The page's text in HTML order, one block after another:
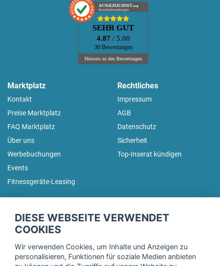
AUSGEZEICHNET.org
Kundenbewertungen
SEHR GUT
4.87 / 5.00
30 Bewertungen
Hinweis zu den Bewertungen
Marktplatz
Kontakt
Preise Marktplatz
FAQ Marktplatz
Über uns
Werbebuchungen
Events
Fitnessgeräte-Leasing
Rechtliches
Impressum
AGB
Datenschutz
Sicherheit
Top-Inserat kündigen
Trage dich hier für unseren Newsletter ein und erhalte regelmäßig
DIESE WEBSEITE VERWENDET
COOKIES
Wir verwenden Cookies, um Inhalte und Anzeigen zu
personalisieren, Funktionen für soziale Medien anbieten